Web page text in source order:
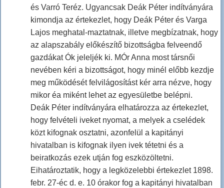
és Varró Teréz. Ugyancsak Deák Péter indítványára
kimondja az értekezlet, hogy Deák Péter és Varga
Lajos meghatal-maztatnak, illetve megbízatnak, hogy
az alapszabály előkészítő bizottságba felveendő
gazdákat Ók jeleljék ki. MÓr Anna most társnői
nevében kéri a bizottságot, hogy minél előbb kezdje
meg működését felvilágosítást kér arra nézve, hogy
mikor éa miként lehet az egyesületbe belépni.
Deák Péter indítványára elhatározza az értekezlet,
hogy felvételi iveket nyomat, a melyek a cselédek
közt kifognak osztatni, azonfelül a kapitányi
hivatalban is kifognak ilyen ivek tétetni és a
beiratkozás ezek utján fog eszközöltetni.
Eihatároztatik, hogy a legközelebbi értekezlet 1898.
febr. 27-éc d. e. 10 órakor fog a kapitányi hivatalban